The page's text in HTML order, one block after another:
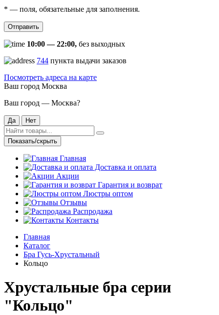
* — поля, обязательные для заполнения.
Отправить
10:00 — 22:00, без выходных
744 пункта выдачи заказов
Посмотреть адреса на карте
Ваш город Москва
Ваш город — Москва?
Да Нет
Показать/скрыть
Главная
Доставка и оплата
Акции
Гарантия и возврат
Люстры оптом
Отзывы
Распродажа
Контакты
Главная
Каталог
Бра Гусь-Хрустальный
Кольцо
Хрустальные бра серии
"Кольцо"